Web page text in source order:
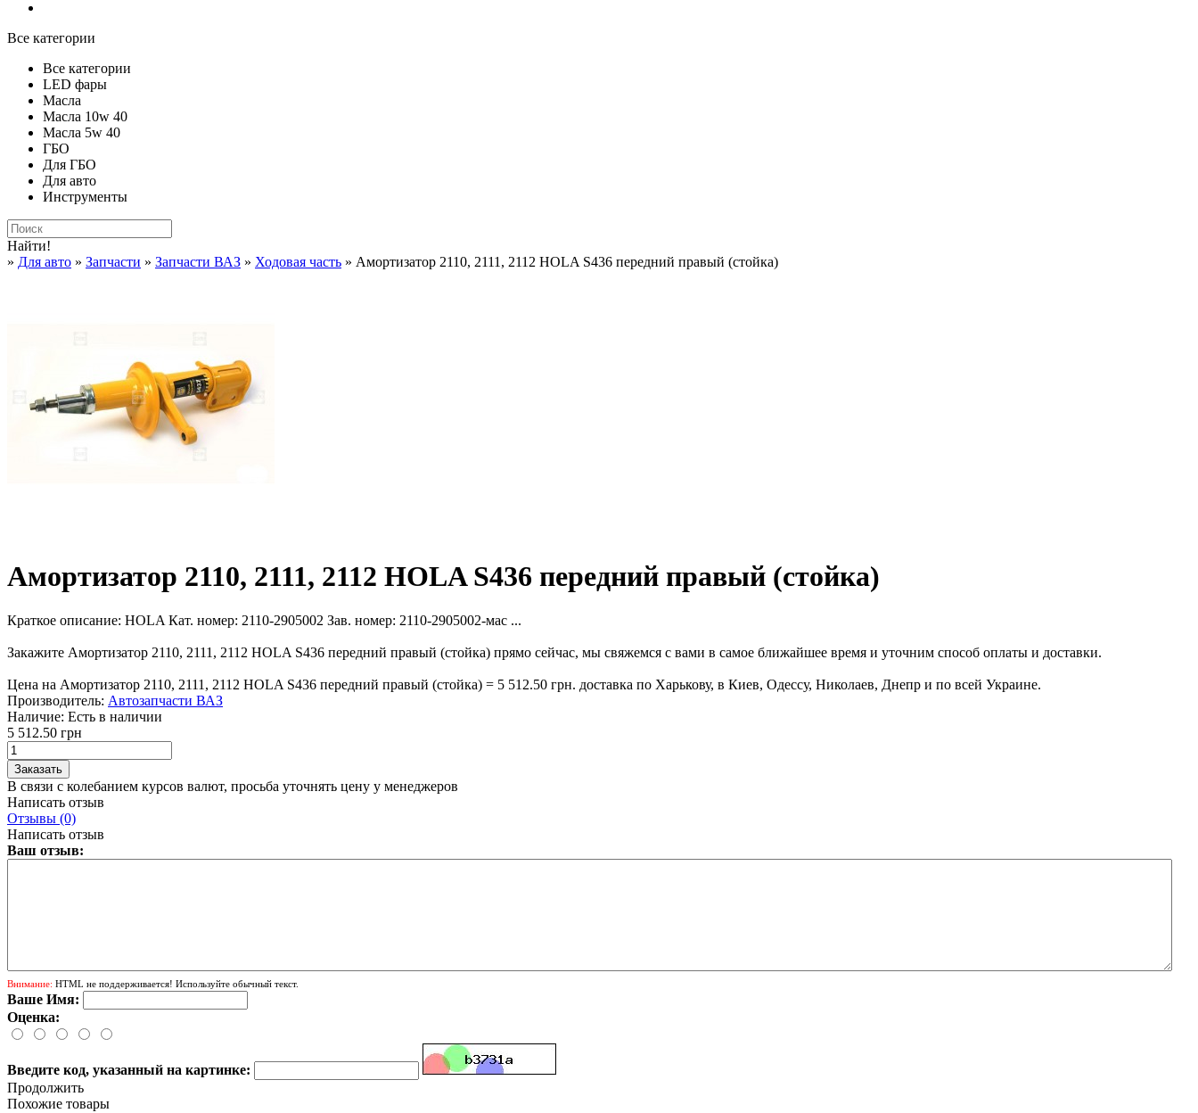
Все категории
Все категории
LED фары
Масла
Масла 10w 40
Масла 5w 40
ГБО
Для ГБО
Для авто
Инструменты
Найти!
» Для авто » Запчасти » Запчасти ВАЗ » Ходовая часть » Амортизатор 2110, 2111, 2112 HOLA S436 передний правый (стойка)
Амортизатор 2110, 2111, 2112 HOLA S436 передний правый (стойка)
Краткое описание: HOLA Кат. номер: 2110-2905002 Зав. номер: 2110-2905002-мас ...
Закажите Амортизатор 2110, 2111, 2112 HOLA S436 передний правый (стойка) прямо сейчас, мы свяжемся с вами в самое ближайшее время и уточним способ оплаты и доставки.
Цена на Амортизатор 2110, 2111, 2112 HOLA S436 передний правый (стойка) = 5 512.50 грн. доставка по Харькову, в Киев, Одессу, Николаев, Днепр и по всей Украине.
Производитель: Автозапчасти ВАЗ
Наличие: Есть в наличии
5 512.50 грн
В связи с колебанием курсов валют, просьба уточнять цену у менеджеров
Написать отзыв
Отзывы (0)
Написать отзыв
Ваш отзыв:
Внимание: HTML не поддерживается! Используйте обычный текст.
Ваше Имя:
Оценка:
Введите код, указанный на картинке:
Продолжить
Похожие товары